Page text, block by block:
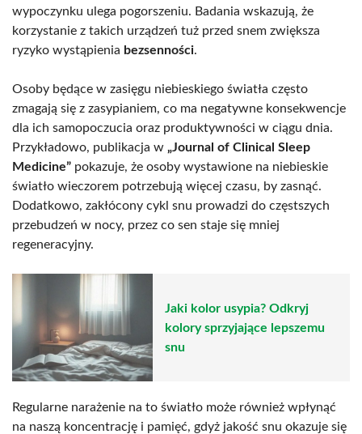
wypoczynku ulega pogorszeniu. Badania wskazują, że
korzystanie z takich urządzeń tuż przed snem zwiększa
ryzyko wystąpienia bezsenności.
Osoby będące w zasięgu niebieskiego światła często
zmagają się z zasypianiem, co ma negatywne konsekwencje
dla ich samopoczucia oraz produktywności w ciągu dnia.
Przykładowo, publikacja w „Journal of Clinical Sleep
Medicine” pokazuje, że osoby wystawione na niebieskie
światło wieczorem potrzebują więcej czasu, by zasnąć.
Dodatkowo, zakłócony cykl snu prowadzi do częstszych
przebudzeń w nocy, przez co sen staje się mniej
regeneracyjny.
Jaki kolor usypia? Odkryj
kolory sprzyjające lepszemu
snu
Regularne narażenie na to światło może również wpłynąć
na naszą koncentrację i pamięć, gdyż jakość snu okazuje się